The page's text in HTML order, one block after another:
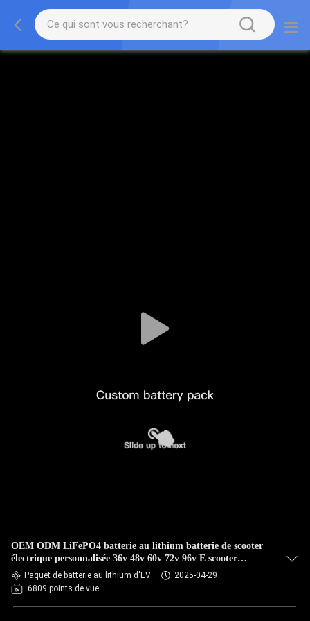
OEM ODM LiFePO4 batterie au lithium batterie de scooter
électrique personnalisée 36v 48v 60v 72v 96v E scooter
batterie amovible
Paquet de batterie au lithium d'EV
2025-04-29
6809 points de vue